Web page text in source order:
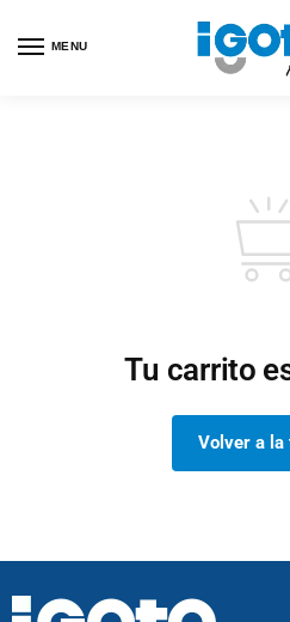
MENU
Tu carrito
Volver a la